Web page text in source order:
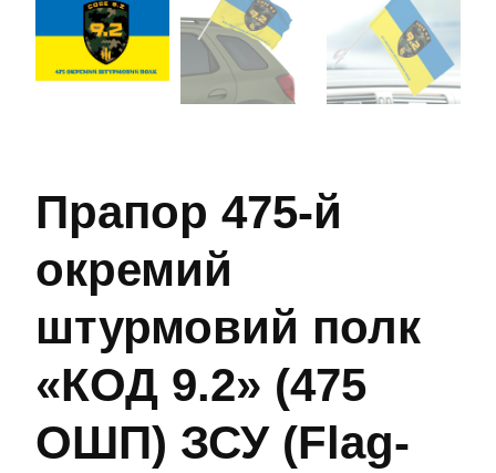
Прапор 475-й
окремий
штурмовий полк
«КОД 9.2» (475
ОШП) ЗСУ (Flag-